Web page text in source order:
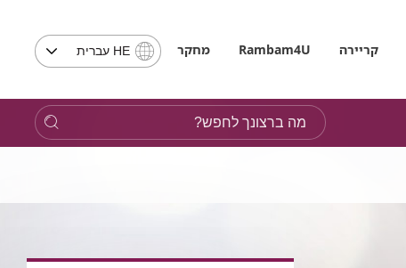
קריירה Rambam4U מחקר
בחירת
שים
לב,
בבחירת
HE עברית
מה
ברצונך
לחפש?